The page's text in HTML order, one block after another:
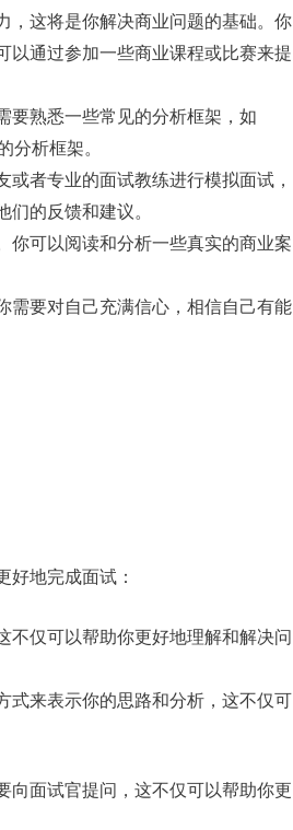
，这将是你解决商业问题的基础。你
以通过参加一些商业课程或比赛来提
要熟悉一些常见的分析框架，如
析框架。
者专业的面试教练进行模拟面试，
的反馈和建议。
你可以阅读和分析一些真实的商业案
需要对自己充满信心，相信自己有能
地完成面试：
不仅可以帮助你更好地理解和解决问
式来表示你的思路和分析，这不仅可
向面试官提问，这不仅可以帮助你更